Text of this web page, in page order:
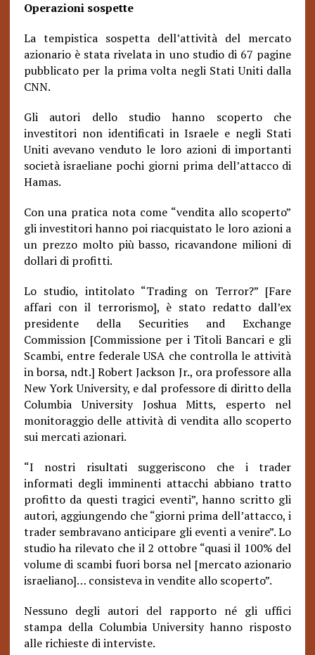
Operazioni sospette
La tempistica sospetta dell’attività del mercato
azionario è stata rivelata in uno studio di 67 pagine
pubblicato per la prima volta negli Stati Uniti dalla
CNN.
Gli autori dello studio hanno scoperto che
investitori non identificati in Israele e negli Stati
Uniti avevano venduto le loro azioni di importanti
società israeliane pochi giorni prima dell’attacco di
Hamas.
Con una pratica nota come “vendita allo scoperto”
gli investitori hanno poi riacquistato le loro azioni a
un prezzo molto più basso, ricavandone milioni di
dollari di profitti.
Lo studio, intitolato “Trading on Terror?” [Fare
affari con il terrorismo], è stato redatto dall’ex
presidente della Securities and Exchange
Commission [Commissione per i Titoli Bancari e gli
Scambi, entre federale USA che controlla le attività
in borsa, ndt.] Robert Jackson Jr., ora professore alla
New York University, e dal professore di diritto della
Columbia University Joshua Mitts, esperto nel
monitoraggio delle attività di vendita allo scoperto
sui mercati azionari.
“I nostri risultati suggeriscono che i trader
informati degli imminenti attacchi abbiano tratto
profitto da questi tragici eventi”, hanno scritto gli
autori, aggiungendo che “giorni prima dell’attacco, i
trader sembravano anticipare gli eventi a venire”. Lo
studio ha rilevato che il 2 ottobre “quasi il 100% del
volume di scambi fuori borsa nel [mercato azionario
israeliano]… consisteva in vendite allo scoperto”.
Nessuno degli autori del rapporto né gli uffici
stampa della Columbia University hanno risposto
alle richieste di interviste.